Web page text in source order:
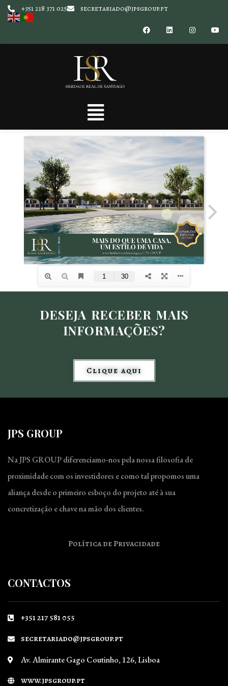
+351 218 371 025 secretariado@jpsgroup.pt
DESEJA RECEBER MAIS
INFORMAÇÕES?
Clique aqui
JPS GROUP
Na JPS GROUP diferenciamo-nos pela nossa filosofia de
proximidade com os investidores e como tal propomos uma
aliança desde o primeiro esboço do projeto até à sua
concretização e chave na mão dos clientes.
Política de Privacidade
CONTACTOS
+351 217 581 055
secretariado@jpsgroup.pt
Av. Almirante Gago Coutinho, 126, Lisboa
www.jpsgroup.pt